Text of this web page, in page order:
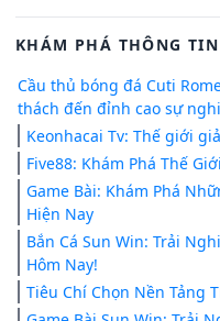
KHÁM PHÁ THÔNG TIN
Cầu thủ bóng đá Cuti
thách đến đỉnh cao sự
Keonhacai Tv: Thế giới
Five88: Khám Phá Thế
Game Bài: Khám Phá
Hiện Nay
Bắn Cá Sun Win: Trải
Hôm Nay!
Tiêu Chí Chọn Nền Tảng